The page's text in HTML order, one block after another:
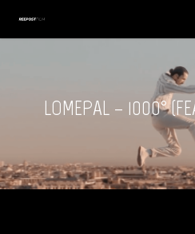
main
LOMEPAL – 1000°